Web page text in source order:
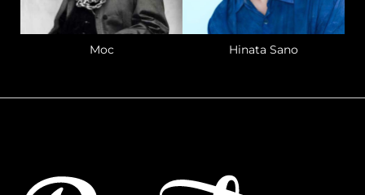
Moc Hinata Sano